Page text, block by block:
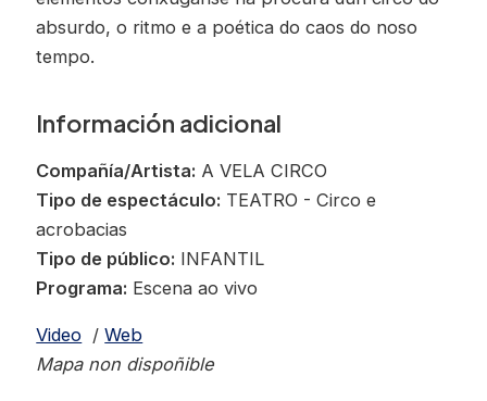
absurdo, o ritmo e a poética do caos do noso
tempo.
Información adicional
Compañía/Artista: A VELA CIRCO
Tipo de espectáculo: TEATRO - Circo e
acrobacias
Tipo de público: INFANTIL
Programa: Escena ao vivo
Video /Web
Mapa non dispoñible